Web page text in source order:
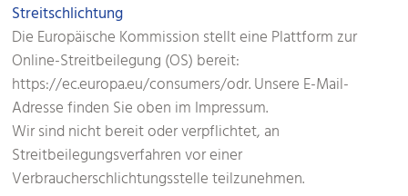
Streitschlichtung
Die Europäische Kommission stellt eine Plattform zur
Online-Streitbeilegung (OS) bereit:
https://ec.europa.eu/consumers/odr. Unsere E-Mail-
Adresse finden Sie oben im Impressum.
Wir sind nicht bereit oder verpflichtet, an
Streitbeilegungsverfahren vor einer
Verbraucherschlichtungsstelle teilzunehmen.